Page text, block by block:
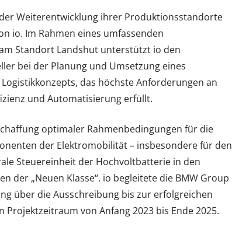
Weiterentwicklung ihrer Produktionsstandorte
io. Im Rahmen eines umfassenden
Standort Landshut unterstützt io den
bei der Planung und Umsetzung eines
das höchste Anforderungen an
und Automatisierung erfüllt.
optimaler Rahmenbedingungen für die
der Elektromobilität – insbesondere für den
Steuereinheit der Hochvoltbatterie in den
der „Neuen Klasse“. io begleitete die BMW Group
über die Ausschreibung bis zur erfolgreichen
Projektzeitraum von Anfang 2023 bis Ende 2025.